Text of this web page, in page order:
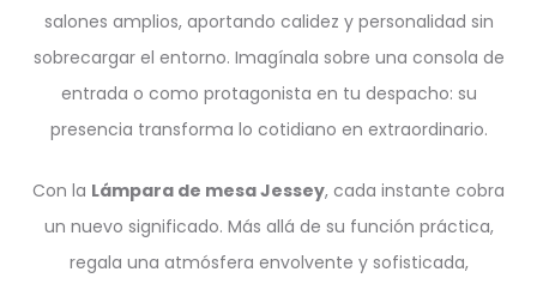
salones amplios, aportando calidez y personalidad sin
sobrecargar el entorno. Imagínala sobre una consola de
entrada o como protagonista en tu despacho: su
presencia transforma lo cotidiano en extraordinario.
Con la Lámpara de mesa Jessey, cada instante cobra
un nuevo significado. Más allá de su función práctica,
regala una atmósfera envolvente y sofisticada,